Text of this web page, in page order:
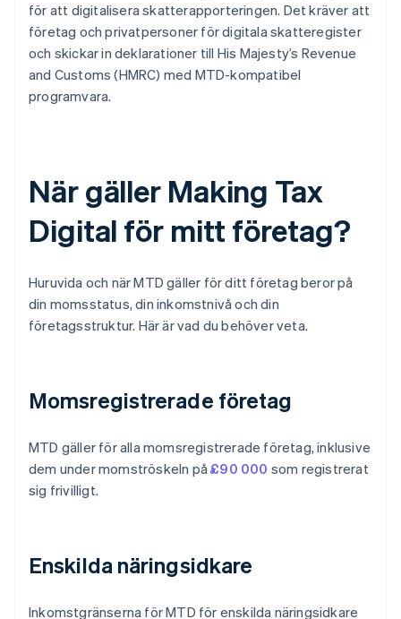
för att digitalisera skatterapporteringen. Det kräver att
företag och privatpersoner för digitala skatteregister
och skickar in deklarationer till His Majesty’s Revenue
and Customs (HMRC) med MTD-kompatibel
programvara.
När gäller Making Tax
Digital för mitt företag?
Huruvida och när MTD gäller för ditt företag beror på
din momsstatus, din inkomstnivå och din
företagsstruktur. Här är vad du behöver veta.
Momsregistrerade företag
MTD gäller för alla momsregistrerade företag, inklusive
dem under momströskeln på£90 000 som registrerat
sig frivilligt.
Enskilda näringsidkare
Inkomstgränserna för MTD för enskilda näringsidkare